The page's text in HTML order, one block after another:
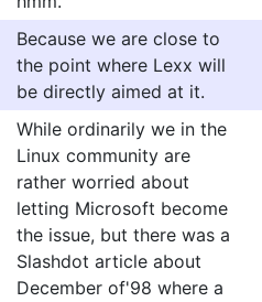
Because we are close to
the point where Lexx will
be directly aimed at it.
While ordinarily we in the
Linux community are
rather worried about
letting Microsoft become
the issue, but there was a
Slashdot article about
December of'98 where a